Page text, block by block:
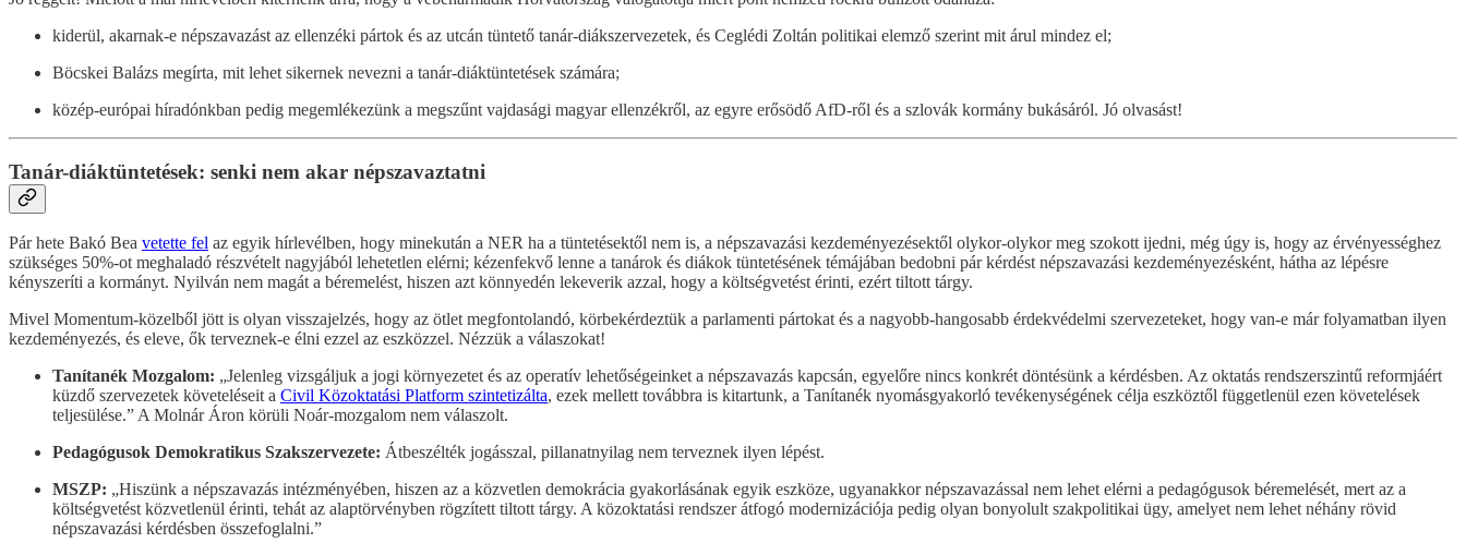
kiderül, akarnak-e népszavazást az ellenzéki pártok és az utcán tüntető tanár-diákszervezetek, és Ceglédi Zoltán politikai elemző szerint mit árul mindez el;
Böcskei Balázs megírta, mit lehet sikernek nevezni a tanár-diáktüntetések számára;
közép-európai híradónkban pedig megemlékezünk a megszűnt vajdasági magyar ellenzékről, az egyre erősödő AfD-ről és a szlovák kormány bukásáról. Jó olvasást!
Tanár-diáktüntetések: senki nem akar népszavaztatni
Pár hete Bakó Bea vetette fel az egyik hírlevélben, hogy minekután a NER ha a tüntetésektől nem is, a népszavazási kezdeményezésektől olykor-olykor meg szokott ijedni, még úgy is, hogy az érvényességhez
szükséges 50%-ot meghaladó részvételt nagyjából lehetetlen elérni; kézenfekvő lenne a tanárok és diákok tüntetésének témájában bedobni pár kérdést népszavazási kezdeményezésként, hátha az lépésre
kényszeríti a kormányt. Nyilván nem magát a béremelést, hiszen azt könnyedén lekeverik azzal, hogy a költségvetést érinti, ezért tiltott tárgy.
Mivel Momentum-közelből jött is olyan visszajelzés, hogy az ötlet megfontolandó, körbekérdeztük a parlamenti pártokat és a nagyobb-hangosabb érdekvédelmi szervezeteket, hogy van-e már folyamatban ilyen
kezdeményezés, és eleve, ők terveznek-e élni ezzel az eszközzel. Nézzük a válaszokat!
Tanítanék Mozgalom: „Jelenleg vizsgáljuk a jogi környezetet és az operatív lehetőségeinket a népszavazás kapcsán, egyelőre nincs konkrét döntésünk a kérdésben. Az oktatás rendszerszintű reformjáért
küzdő szervezetek követeléseit a Civil Közoktatási Platform szintetizálta, ezek mellett továbbra is kitartunk, a Tanítanék nyomásgyakorló tevékenységének célja eszköztől függetlenül ezen követelések
teljesülése.” A Molnár Áron körüli Noár-mozgalom nem válaszolt.
Pedagógusok Demokratikus Szakszervezete: Átbeszélték jogásszal, pillanatnyilag nem terveznek ilyen lépést.
MSZP: „Hiszünk a népszavazás intézményében, hiszen az a közvetlen demokrácia gyakorlásának egyik eszköze, ugyanakkor népszavazással nem lehet elérni a pedagógusok béremelését, mert az a
költségvetést közvetlenül érinti, tehát az alaptörvényben rögzített tiltott tárgy. A közoktatási rendszer átfogó modernizációja pedig olyan bonyolult szakpolitikai ügy, amelyet nem lehet néhány rövid
népszavazási kérdésben összefoglalni.”